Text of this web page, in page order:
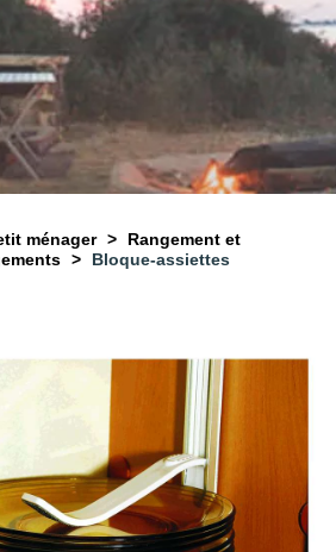
ménager
Rangement et
Bloque-assiettes